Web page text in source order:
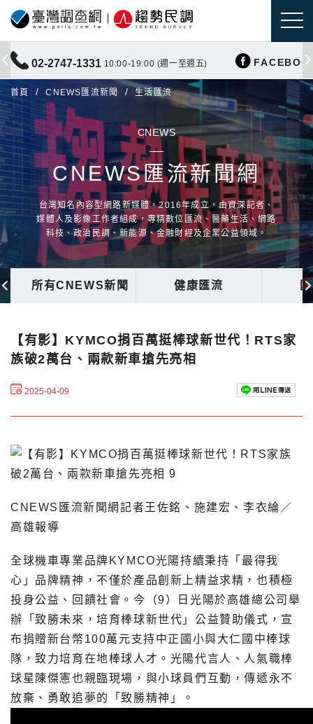
02-2747-1331 10:00-19:00 (週一至週五)
首頁 CNEWS匯流新聞 生活匯流
CNEWS
CNEWS匯流新聞網
台灣知名內容型網路新媒體，2016年成立，由資深記者、
媒體人及影像工作者組成，專精數位匯流、醫藥生活、網路
科技、政治民調、新能源、金融財經及企業公益領域。
所有CNEWS新聞 健康匯流
【有影】KYMCO捐百萬挺棒球新世代！RTS家
族破2萬台、兩款新車搶先亮相
2025-04-09
CNEWS匯流新聞網記者王佐銘、施建宏、李衣綸／
高雄報導
全球機車專業品牌KYMCO光陽持續秉持「最得我
心」品牌精神，不僅於產品創新上精益求精，也積極
投身公益、回饋社會。今（9）日光陽於高雄總公司舉
辦「致勝未來，培育棒球新世代」公益贊助儀式，宣
布捐贈新台幣100萬元支持中正國小與大仁國中棒球
隊，致力培育在地棒球人才。光陽代言人、人氣職棒
球星陳傑憲也親臨現場，與小球員們互動，傳遞永不
放棄、勇敢追夢的「致勝精神」。